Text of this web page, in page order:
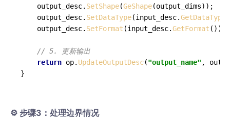
    output_desc.
SetShape(GeShape(output_dims));
    output_desc.
SetDataType(input_desc.GetDataType
    output_desc.
SetFormat (input_desc.GetFormat ());
// 5. 更新输出
return op. UpdateOutputDesc("output_name" ,
}
⚙️ 步骤3：处理边界情况